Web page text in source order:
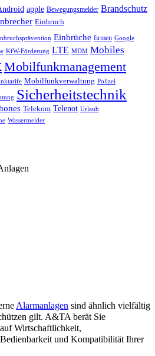
apple Bewegungsmelder Brandschutz
Einbruch
Einbrüche firmen Google
KfW-Förderung LTE MDM Mobiles
Mobilfunkmanagement
Mobilfunkverwaltung Polizei
Sicherheitstechnik
Telekom Telenot Urlaub
Wassermelder
Alarmanlagen sind ähnlich vielfältig
gilt. A&TA berät Sie
Wirtschaftlichkeit,
und Kompatibilität Ihrer